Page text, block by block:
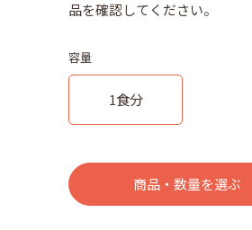
容量
1食分
商品・数量を選ぶ